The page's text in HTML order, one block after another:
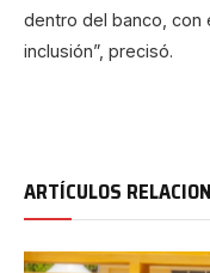
dentro del banco, con
inclusión”, precisó.
ARTÍCULOS